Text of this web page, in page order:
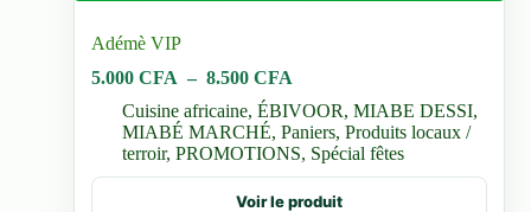
Adémè VIP
5.000CFA – 8.500CFA
prix :
5.000 CFA
à
8.500 CFA
Cuisine africaine,ÉBIVOOR,MIABE DESSI,
MIABÉ MARCHÉ,Paniers,Produits locaux /
terroir,PROMOTIONS, Spécial fêtes
Voir le produit
Ce